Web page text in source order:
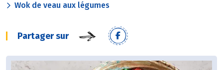
Wok de veau aux légumes
Partager sur